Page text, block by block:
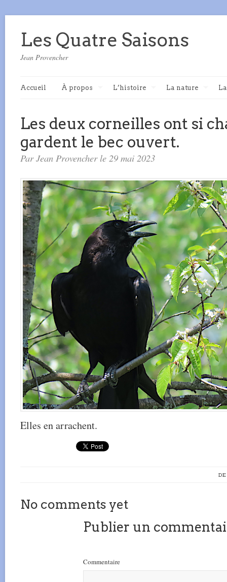
Les Quatre Saisons
Jean Provencher
Accueil À propos L’histoire La nature
Les deux corneilles ont si
gardent le bec ouvert.
Par Jean Provencher le 29 mai 2023
Elles en arrachent.
No comments yet
Publier un
Commentaire